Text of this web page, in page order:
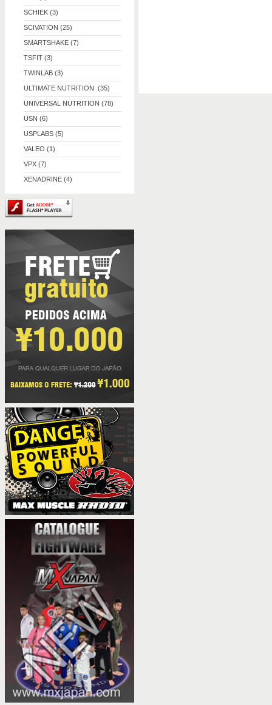
SCHIEK (3)
SCIVATION (25)
SMARTSHAKE (7)
TSFIT (3)
TWINLAB (3)
ULTIMATE NUTRITION (35)
UNIVERSAL NUTRITION (78)
USN (6)
USPLABS (5)
VALEO (1)
VPX (7)
XENADRINE (4)